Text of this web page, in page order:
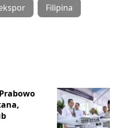
Filipina